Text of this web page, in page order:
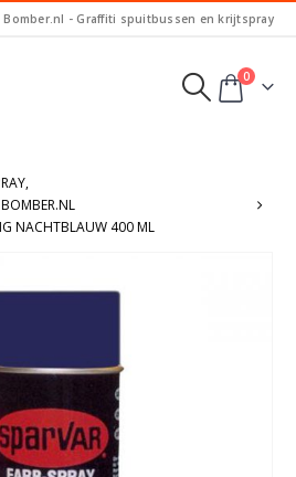
Bomber.nl - Graffiti spuitbussen en krijtspray
0
,
NACHTBLAUW 400 ML